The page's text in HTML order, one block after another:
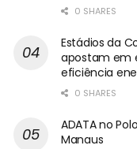
0 SHARES
Estádios da
apostam em
eficiência
0 SHARES
ADATA no
Manaus